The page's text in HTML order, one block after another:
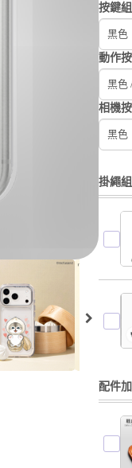
按鍵組
黑色
動作
黑色
相機
黑色
掛繩
配件